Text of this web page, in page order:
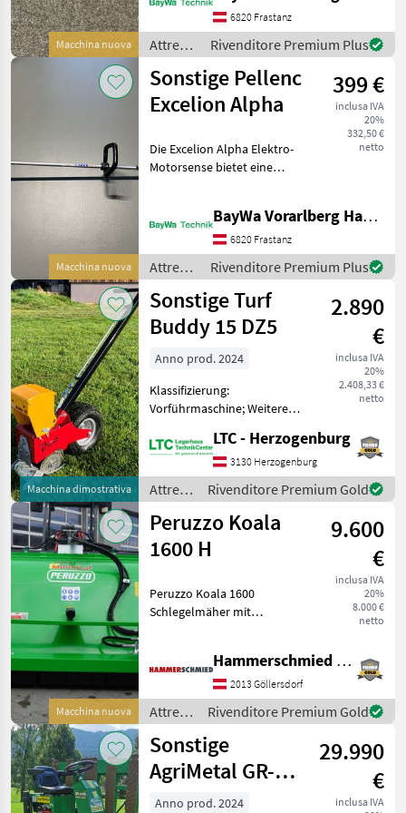
Macchina nuova
„Boost“-Modus Max.
Leistung: 940 W Perf
6820 Frastanz
Attrezzi
comunali
/
Sonstige
Rivenditore Premium Plus
Macchina nuova
Sonstige Pellenc
Excelion Alpha
399 €
inclusa IVA
20%
332,50 €
netto
Die Excelion Alpha Elektro-
Motorsense bietet eine
benutzerfreundlich und
leistungsstark macht. Dank
des ergonomischen Desig
BayWa Vorarlberg HandelsGmbH BayWa Technik
6820 Frastanz
Attrezzi
comunali
/
Sonstige
Rivenditore Premium Plus
Macchina dimostrativa
Sonstige Turf
Buddy 15 DZ5
2.890
€
inclusa IVA
20%
2.408,33 €
netto
Anno prod. 2024
Klassifizierung:
Vorführmaschine; Weitere
Nachsaatmaschine für den
Garten- Sport- und
Golfbereich. - Arbeitsbreite
15 cm - Reihenabstand 35
LTC - Herzogenburg
3130 Herzogenburg
Attrezzi
comunali
/
Sonstige
Rivenditore Premium Gold
Macchina nuova
Peruzzo Koala
1600 H
9.600
€
inclusa IVA
20%
8.000 €
netto
Peruzzo Koala 1600
Schlegelmäher mit
hydraulischer Verriegelung
- Arbeitsbreite 1500mm -
Schnitthöhe 30-80mm -
Hammersch
Hammerschmied GmbH
2013 Göllersdorf
Attrezzi
comunali
/
Peruzzo
Rivenditore Premium Gold
Sonstige
AgriMetal GR-
660-G
29.990
€
inclusa IVA
Anno prod. 2024